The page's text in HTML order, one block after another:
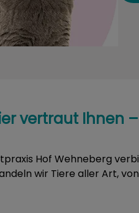
vertraut Ihnen
Hof Wehneberg
wir Tiere aller Art,